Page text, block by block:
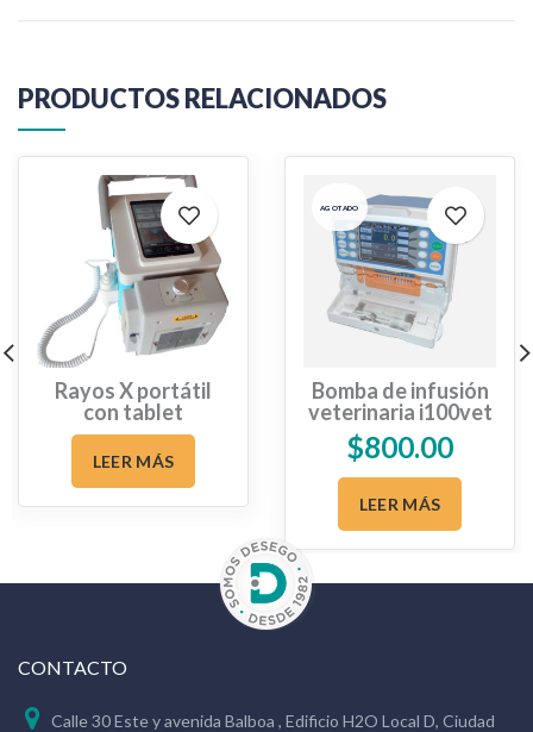
PRODUCTOS RELACIONADOS
Rayos X portátil
con tablet
LEER MÁS
AGOTADO
Bomba de infusión
veterinaria i100vet
$800.00
LEER MÁS
CONTACTO
Calle 30 Este y avenida Balboa , Edificio H2O Local D, Ciudad